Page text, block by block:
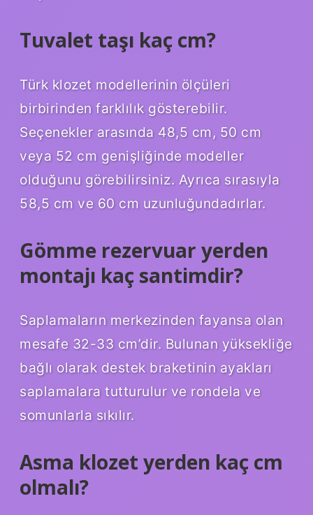
Tuvalet taşı kaç cm?
Türk klozet modellerinin ölçüleri
birbirinden farklılık gösterebilir.
Seçenekler arasında 48,5 cm, 50 cm
veya 52 cm genişliğinde modeller
olduğunu görebilirsiniz. Ayrıca sırasıyla
58,5 cm ve 60 cm uzunluğundadırlar.
Gömme rezervuar yerden
montajı kaç santimdir?
Saplamaların merkezinden fayansa olan
mesafe 32-33 cm’dir. Bulunan yüksekliğe
bağlı olarak destek braketinin ayakları
saplamalara tutturulur ve rondela ve
somunlarla sıkılır.
Asma klozet yerden kaç cm
olmalı?